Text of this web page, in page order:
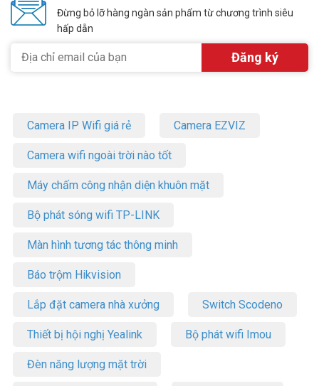
Đừng bỏ lỡ hàng ngàn sản phẩm từ chương trình siêu
hấp dẫn
Camera IP Wifi giá rẻ Camera EZVIZ
Camera wifi ngoài trời nào tốt
Máy chấm công nhận diện khuôn mặt
Bộ phát sóng wifi TP-LINK
Màn hình tương tác thông minh
Báo trộm Hikvision
Lắp đặt camera nhà xưởng Switch Scodeno
Thiết bị hội nghị Yealink Bộ phát wifi Imou
Đèn năng lượng mặt trời